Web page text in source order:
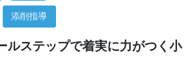
添削指導
ルステップで着実に力がつく小